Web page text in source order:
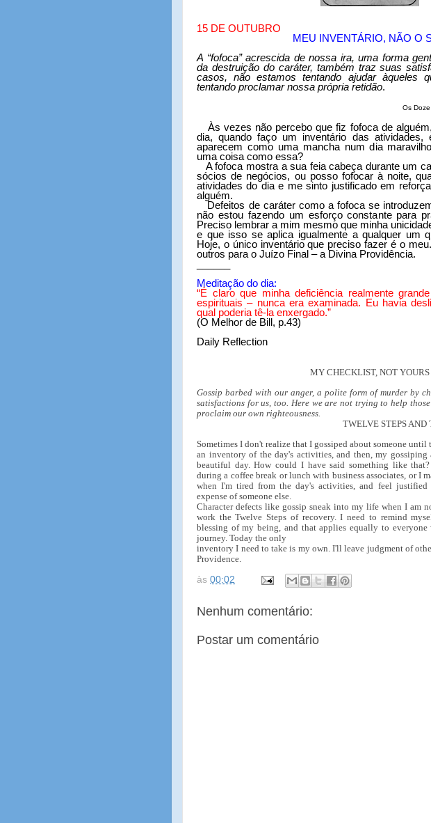
15 DE OUTUBRO
MEU INVENTÁRIO, NÃO O
A “fofoca” acrescida de nossa ira, uma forma
da destruição do caráter, também traz suas
casos, não estamos tentando ajudar àqueles
tentando proclamar nossa própria retidão.
Os
Às vezes não percebo que fiz fofoca de
dia, quando faço um inventário das atividades,
aparecem como uma mancha num dia
uma coisa como essa?
A fofoca mostra a sua feia cabeça durante um
sócios de negócios, ou posso fofocar à noite,
atividades do dia e me sinto justificado em
alguém.
Defeitos de caráter como a fofoca se
não estou fazendo um esforço constante para
Preciso lembrar a mim mesmo que minha
e que isso se aplica igualmente a qualquer um
Hoje, o único inventário que preciso fazer é o
outros para o Juízo Final – a Divina Providência.
Meditação do dia:
“É claro que minha deficiência realmente
espirituais – nunca era examinada. Eu havia
qual poderia tê-la enxergado.”
(O Melhor de Bill, p.43)
Daily Reflection
MY CHECKLIST, NOT YOURS
Gossip barbed with our anger, a polite form of murder by
satisfactions for us, too. Here we are not trying to help
proclaim our own righteousness.
TWELVE STEPS
Sometimes I don't realize that I gossiped about someone until
an inventory of the day's activities, and then, my
beautiful day. How could I have said something like
during a coffee break or lunch with business associates, or I
when I'm tired from the day's activities, and feel
expense of someone else.
Character defects like gossip sneak into my life when I am
work the Twelve Steps of recovery. I need to remind
blessing of my being, and that applies equally to
journey. Today the only
inventory I need to take is my own. I'll leave judgment of
Providence.
às 00:02
Nenhum comentário:
Postar um comentário